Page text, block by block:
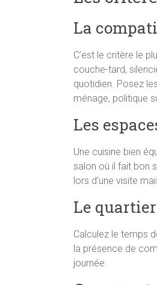
La
C’est le critère le
couche-tard,
quotidien. Posez
ménage, politique
Les
Une cuisine bien
salon où il fait bon
lors d’une visite
Le
Calculez le temps
la présence de
journée.